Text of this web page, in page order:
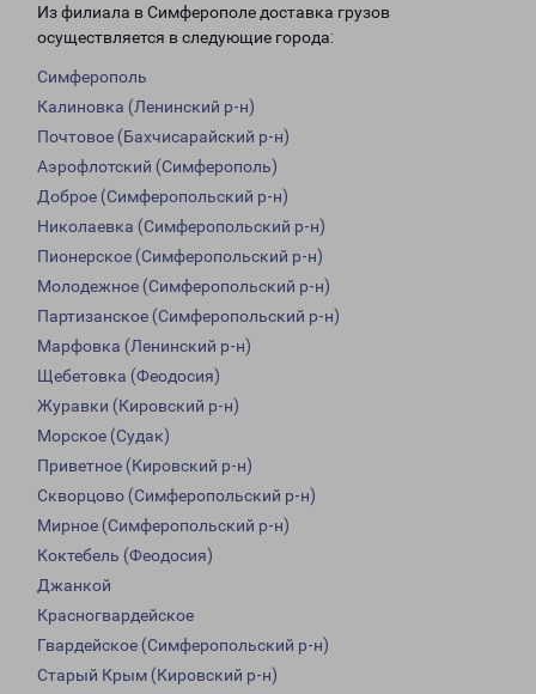
Из филиала в Симферополе доставка грузов
осуществляется в следующие города:
Симферополь
Калиновка (Ленинский р-н)
Почтовое (Бахчисарайский р-н)
Аэрофлотский (Симферополь)
Доброе (Симферопольский р-н)
Николаевка (Симферопольский р-н)
Пионерское (Симферопольский р-н)
Молодежное (Симферопольский р-н)
Партизанское (Симферопольский р-н)
Марфовка (Ленинский р-н)
Щебетовка (Феодосия)
Журавки (Кировский р-н)
Морское (Судак)
Приветное (Кировский р-н)
Скворцово (Симферопольский р-н)
Мирное (Симферопольский р-н)
Коктебель (Феодосия)
Джанкой
Красногвардейское
Гвардейское (Симферопольский р-н)
Старый Крым (Кировский р-н)